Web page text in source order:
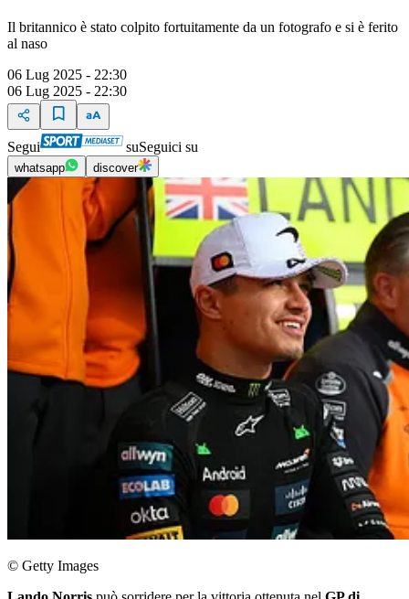
Il britannico è stato colpito fortuitamente da un fotografo e si è ferito
al naso
06 Lug 2025 - 22:30
06 Lug 2025 - 22:30
Segui suSeguici su
whatsapp discover
© Getty Images